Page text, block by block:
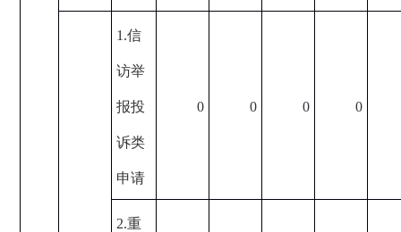
1.信
访举
报投
诉类
申请
0 0 0 0
2.重